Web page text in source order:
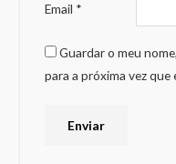
Email *
Guardar o meu
para a próxima vez que